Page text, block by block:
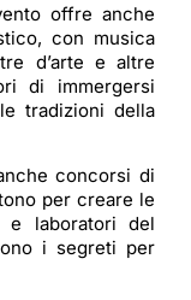
offre anche
con musica
d’arte e altre
di immergersi
tradizioni della
concorsi di
per creare le
e laboratori del
i segreti per